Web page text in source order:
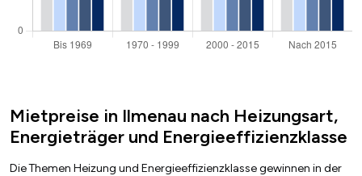
Mietpreise in Ilmenau nach Heizungsart,
Energieträger und Energieeffizienzklasse
Die Themen Heizung und Energieeffizienzklasse gewinnen in der